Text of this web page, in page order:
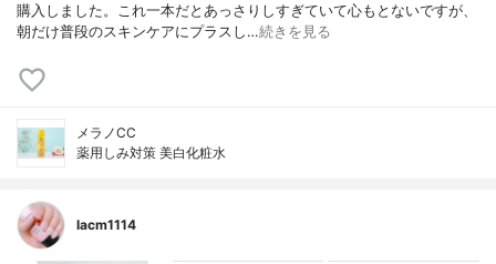
購入しました。これ一本だとあっさりしすぎていて心もとないですが、
朝だけ普段のスキンケアにプラスし…続きを見る
メラノCC
薬用しみ対策 美白化粧水
lacm1114